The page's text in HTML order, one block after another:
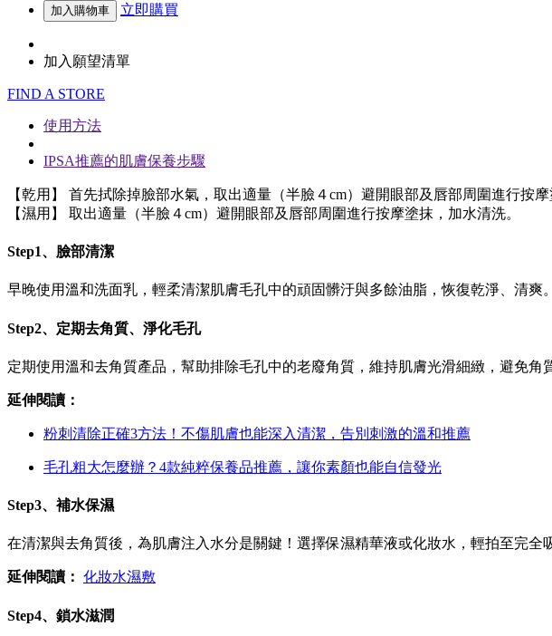
加入購物車 立即購買
加入願望清單
FIND A STORE
使用方法
IPSA推薦的肌膚保養步驟
【乾用】 首先拭除掉臉部水氣，取出適量（半臉４cm）避開眼部及唇部周圍進行按
【濕用】 取出適量（半臉４cm）避開眼部及唇部周圍進行按摩塗抹，加水清洗。
Step1、臉部清潔
早晚使用溫和洗面乳，輕柔清潔肌膚毛孔中的頑固髒汙與多餘油脂，恢復乾淨、清
Step2、定期去角質、淨化毛孔
定期使用溫和去角質產品，幫助排除毛孔中的老廢角質，維持肌膚光滑細緻，避免角
延伸閱讀：
粉刺清除正確3方法！不傷肌膚也能深入清潔，告別刺激的溫和推薦
毛孔粗大怎麼辦？4款純粹保養品推薦，讓你素顏也能自信發光
Step3、補水保濕
在清潔與去角質後，為肌膚注入水分是關鍵！選擇保濕精華液或化妝水，輕拍至完
延伸閱讀： 化妝水濕敷
Step4、鎖水滋潤